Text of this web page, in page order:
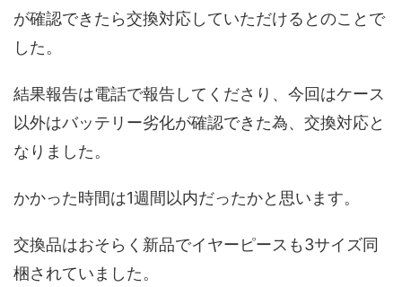
が確認できたら交換対応していただけるとのことで
した。
結果報告は電話で報告してくださり、今回はケース
以外はバッテリー劣化が確認できた為、交換対応と
なりました。
かかった時間は1週間以内だったかと思います。
交換品はおそらく新品でイヤーピースも3サイズ同
梱されていました。